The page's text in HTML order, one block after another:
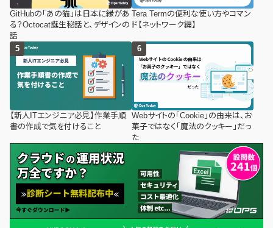
GitHubの「あの猫」は日本に縁があ
る？Octocat誕生秘話と、デザインの
話
Tera Termの便利な使い方やコマン
ド【ネットワーク編】
【新人ITエンジニア必見】作業手順
書の作成で気を付けること
Webサイトの「Cookie」の由来は、お
菓子ではなく「魔法のクッキー」だっ
た